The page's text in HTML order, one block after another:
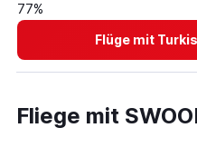
Flüge von Basel nach
Flüge von Genf nach
Flüge von Zürich nach
Flüge von Zürich nach
77%
Flüge mit
Fliege mit